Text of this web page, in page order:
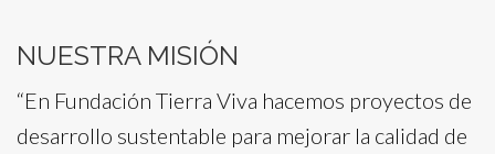
NUESTRA MISIÓN
“En Fundación Tierra Viva hacemos proyectos de
desarrollo sustentable para mejorar la calidad de